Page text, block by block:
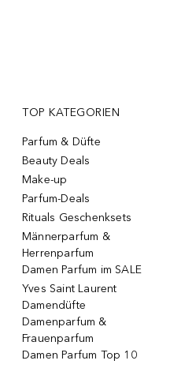
TOP KATEGORIEN
Parfum & Düfte
Beauty Deals
Make-up
Parfum-Deals
Rituals Geschenksets
Männerparfum &
Herrenparfum
Damen Parfum im SALE
Yves Saint Laurent
Damendüfte
Damenparfum &
Frauenparfum
Damen Parfum Top 10